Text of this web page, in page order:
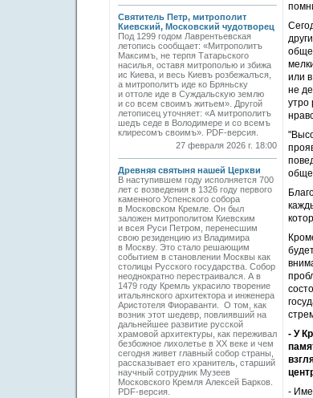
Святитель Петр, митрополит
Киевский, Московский чудотворец
Под 1299 годом Лаврентьевская
летопись сообщает: «Митрополитъ
Максимъ, не терпя Татарьского
насилья, оставя митрополью и збижа
ис Киева, и весь Киевъ розбежалъся,
а митрополитъ иде ко Бряньску
и оттоле иде в Суждальскую землю
и со всем своимъ житьем». Другой
летописец уточняет: «А митрополитъ
шедъ седе в Володимере и со всемъ
клиресомъ своимъ». PDF-версия.
27 февраля 2026 г. 18:00
Древняя святыня нашей Церкви
В наступившем году исполняется 700
лет с возведения в 1326 году первого
каменного Успенского собора
в Московском Кремле. Он был
заложен митрополитом Киевским
и всея Руси Петром, перенесшим
свою резиденцию из Владимира
в Москву. Это стало решающим
событием в становлении Москвы как
столицы Русского государства. Собор
неоднократно перестраивался. А в
1479 году Кремль украсило творение
итальянского архитектора и инженера
Аристотеля Фиораванти. О том, как
возник этот шедевр, повлиявший на
дальнейшее развитие русской
храмовой архитектуры, как переживал
безбожное лихолетье в ХХ веке и чем
сегодня живет главный собор страны,
рассказывает его хранитель, старший
научный сотрудник Музеев
Московского Кремля Алексей Барков.
PDF-версия.
или
не
утро
- У
-